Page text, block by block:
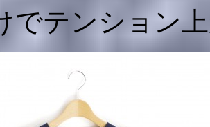
でテンション